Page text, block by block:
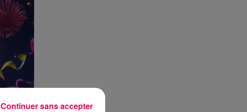
Continuer sans accepter